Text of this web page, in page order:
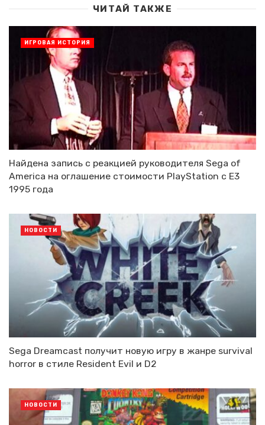
ЧИТАЙ ТАКЖЕ
Найдена запись с реакцией руководителя Sega of
America на оглашение стоимости PlayStation с E3
1995 года
ИГРОВАЯ ИСТОРИЯ
Sega Dreamcast получит новую игру в жанре survival
horror в стиле Resident Evil и D2
НОВОСТИ
НОВОСТИ